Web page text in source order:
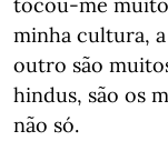
minha cultura,
outro são
hindus, são os
não só.